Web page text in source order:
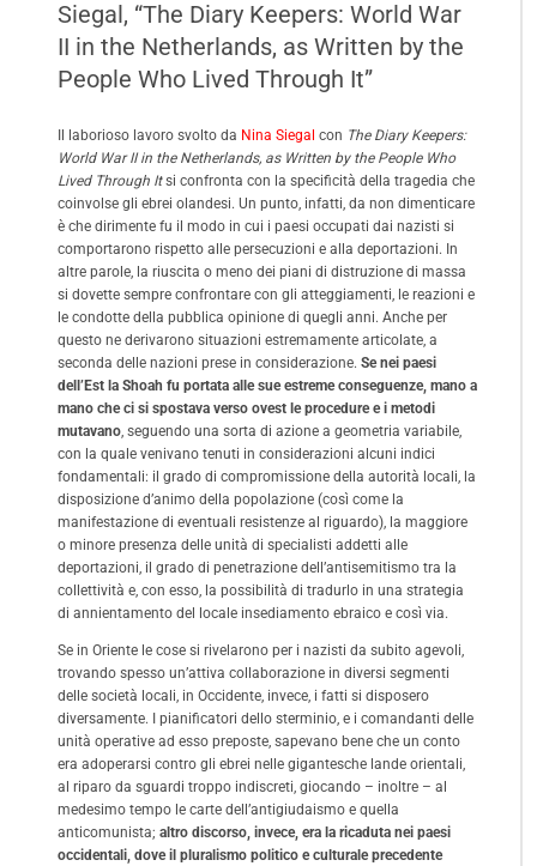
Siegal, “The Diary Keepers: World War
II in the Netherlands, as Written by the
People Who Lived Through It”
Il laborioso lavoro svolto da Nina Siegal con The Diary Keepers:
World War II in the Netherlands, as Written by the People Who
Lived Through Itsi confronta con la specificità della tragedia che
coinvolse gli ebrei olandesi. Un punto, infatti, da non dimenticare
è che dirimente fu il modo in cui i paesi occupati dai nazisti si
comportarono rispetto alle persecuzioni e alla deportazioni. In
altre parole, la riuscita o meno dei piani di distruzione di massa
si dovette sempre confrontare con gli atteggiamenti, le reazioni e
le condotte della pubblica opinione di quegli anni. Anche per
questo ne derivarono situazioni estremamente articolate, a
seconda delle nazioni prese in considerazione. Se nei paesi
dell’Est la Shoah fu portata alle sue estreme conseguenze, mano a
mano che ci si spostava verso ovest le procedure e i metodi
mutavano, seguendo una sorta di azione a geometria variabile,
con la quale venivano tenuti in considerazioni alcuni indici
fondamentali: il grado di compromissione della autorità locali, la
disposizione d’animo della popolazione (così come la
manifestazione di eventuali resistenze al riguardo), la maggiore
o minore presenza delle unità di specialisti addetti alle
deportazioni, il grado di penetrazione dell’antisemitismo tra la
collettività e, con esso, la possibilità di tradurlo in una strategia
di annientamento del locale insediamento ebraico e così via.
Se in Oriente le cose si rivelarono per i nazisti da subito agevoli,
trovando spesso un’attiva collaborazione in diversi segmenti
delle società locali, in Occidente, invece, i fatti si disposero
diversamente. I pianificatori dello sterminio, e i comandanti delle
unità operative ad esso preposte, sapevano bene che un conto
era adoperarsi contro gli ebrei nelle gigantesche lande orientali,
al riparo da sguardi troppo indiscreti, giocando – inoltre – al
medesimo tempo le carte dell’antigiudaismo e quella
anticomunista; altro discorso, invece, era la ricaduta nei paesi
occidentali, dove il pluralismo politico e culturale precedente